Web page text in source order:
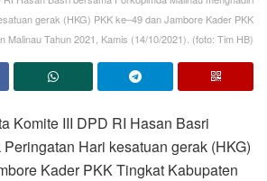
gerak (HKG) PKK ke–49 dan Jambore Kader PKK
Malinau Tahun 2021, Kamis (14/10/2021). (foto: Tim HB)
Komite III DPD RI Hasan Basri
Hari kesatuan gerak (HKG)
Kader PKK Tingkat Kabupaten